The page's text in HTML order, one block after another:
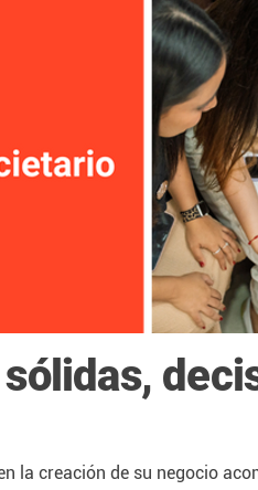
la creación de su negocio